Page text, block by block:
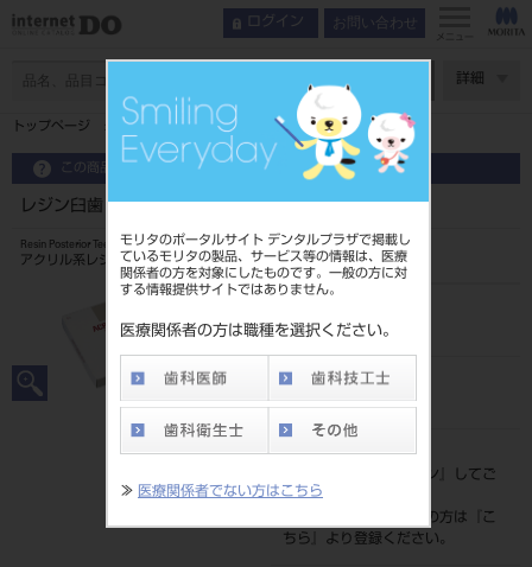
モリタのポータルサイト デンタルプラザで掲載し
ているモリタの製品、サービス等の情報は、医療
関係者の方を対象にしたものです。一般の方に対
する情報提供サイトではありません。
医療関係者の方は職種を選択ください。
≫ 医療関係者でない方はこちら
ログイン お問い合わせ
メニュー
詳細
トップページ レジン臼歯 8歯 B2 S32L
この商品に関するお問い合わせ
レジン臼歯 8歯 B2 S32L
Resin Posterior Teeth
アクリル系レジン歯
204350087S32L
JAN/EANコード
標準価格
ログイン
』してご
覧ください。
ネット会員登録がまだの方は『
こ
ちら
』より登録ください。